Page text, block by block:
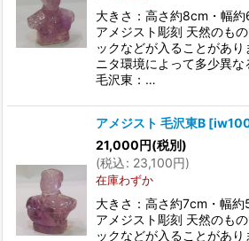
絞り込む
大きさ：高さ約8cm・幅
アメジスト彫刻 天然のも
ックなどが入ることがあ
ニタ環境によって多少異な
毛沢東：…
アメジスト 毛沢東B [
21,000円(税別)
(税込: 23,100円)
在庫わずか
大きさ：高さ約7cm・幅
アメジスト彫刻 天然のも
ックなどが入ることがあ